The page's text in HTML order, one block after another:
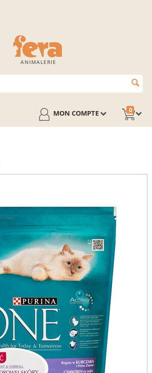
ANIMALERIE
0
MON COMPTE